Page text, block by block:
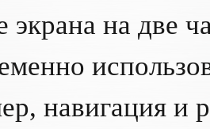
экрана на две
навигация и